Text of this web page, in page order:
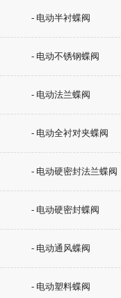
- 电动半衬蝶阀
- 电动不锈钢蝶阀
- 电动法兰蝶阀
- 电动全衬对夹蝶阀
- 电动硬密封法兰蝶阀
- 电动硬密封蝶阀
- 电动通风蝶阀
- 电动塑料蝶阀